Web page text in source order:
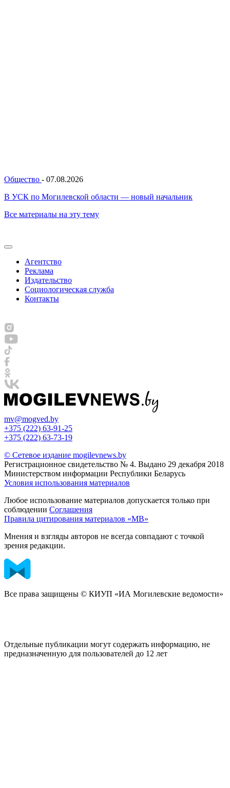
Общество - 07.08.2026
В УСК по Могилевской области — новый начальник
Все материалы на эту тему
Агентство
Реклама
Издательство
Социологическая служба
Контакты
mv@mogved.by
+375 (222) 63-91-25
+375 (222) 63-73-19
© Сетевое издание mogilevnews.by
Регистрационное свидетельство № 4. Выдано 29 декабря 2018
Министерством информации Республики Беларусь
Условия использования материалов
Любое использование материалов допускается только при
соблюдении Соглашения
Правила цитирования материалов «МВ»
Мнения и взгляды авторов не всегда совпадают с точкой
зрения редакции.
Все права защищены © КИУП «ИА Могилевские ведомости»
Отдельные публикации могут содержать информацию, не
предназначенную для пользователей до 12 лет